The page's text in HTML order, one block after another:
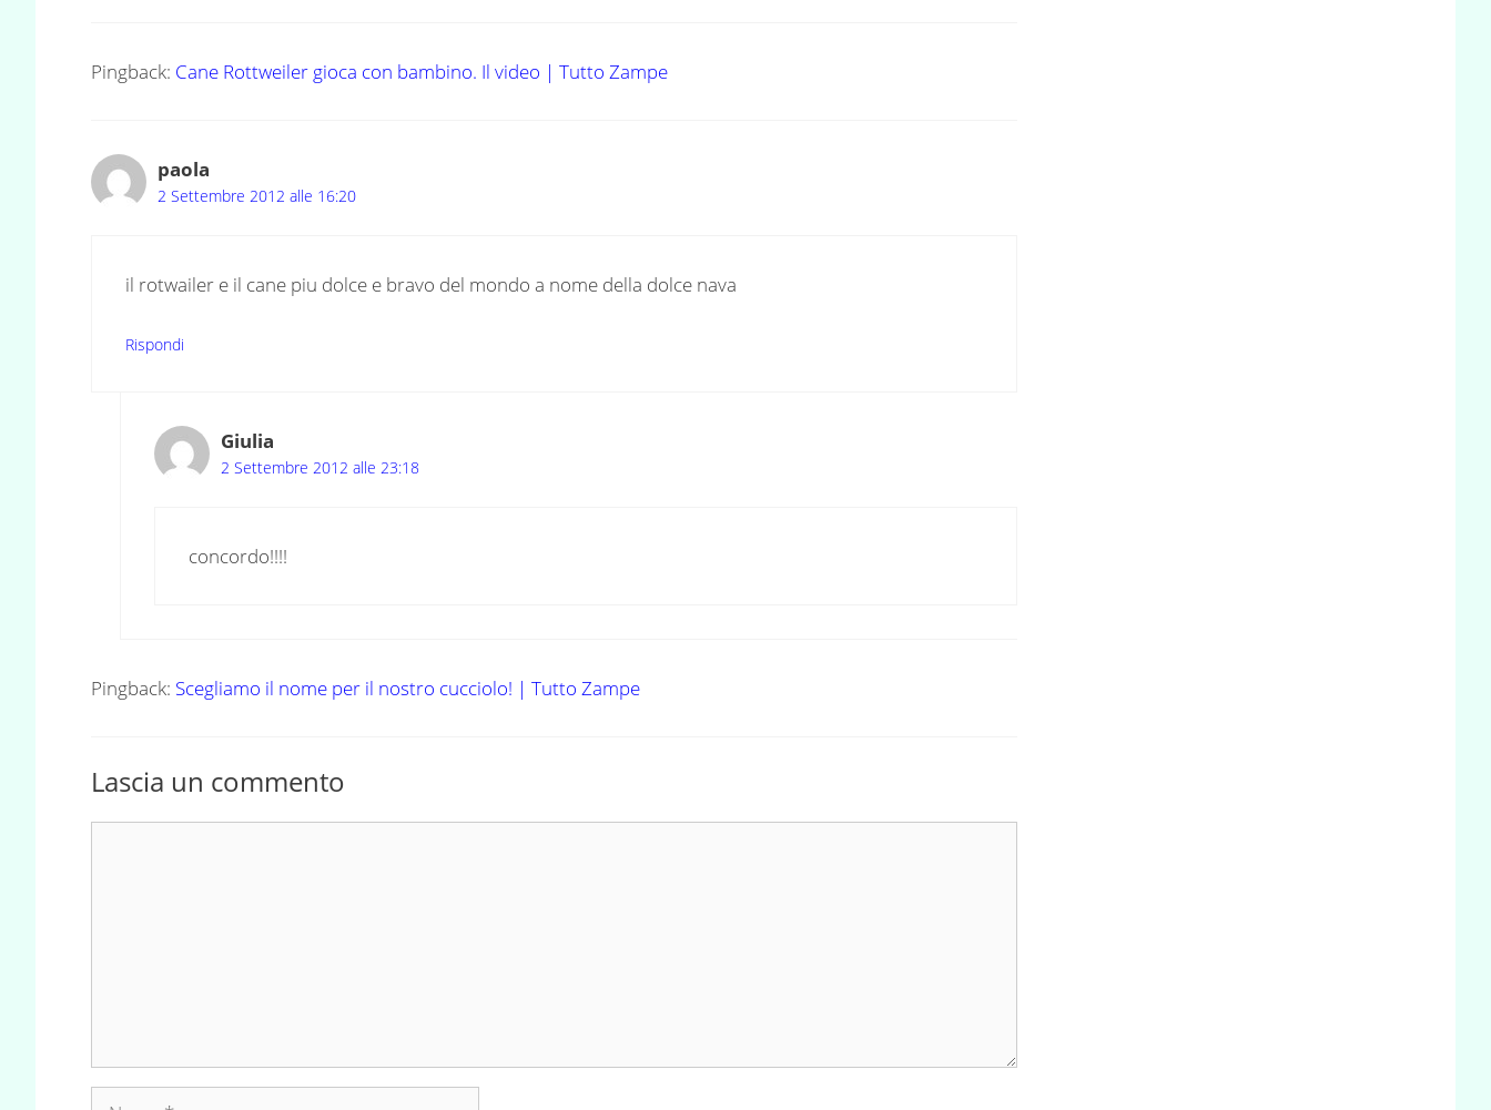
Pingback: Cane Rottweiler gioca con bambino. Il video | Tutto Zampe
paola
2 Settembre 2012 alle 16:20
il rotwailer e il cane piu dolce e bravo del mondo a nome della dolce nava
Rispondi
Giulia
2 Settembre 2012 alle 23:18
concordo!!!!
Pingback: Scegliamo il nome per il nostro cucciolo! | Tutto Zampe
Lascia un commento
Nome